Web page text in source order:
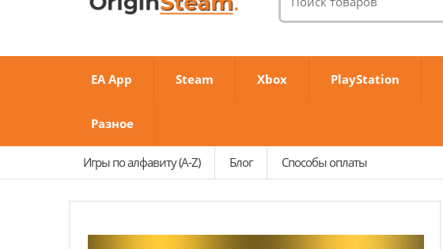
товаров:
EA App Steam Xbox PlayStation
Разное
Игры по алфавиту (A-Z) Блог Способы оплаты